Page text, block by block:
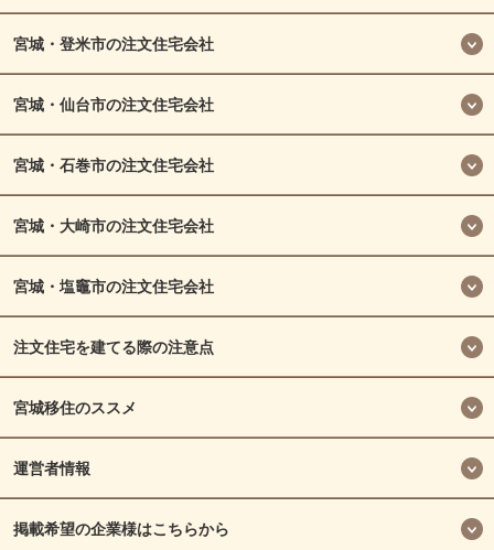
宮城・登米市の注文住宅会社
宮城・仙台市の注文住宅会社
宮城・石巻市の注文住宅会社
宮城・大崎市の注文住宅会社
宮城・塩竈市の注文住宅会社
注文住宅を建てる際の注意点
宮城移住のススメ
運営者情報
掲載希望の企業様はこちらから